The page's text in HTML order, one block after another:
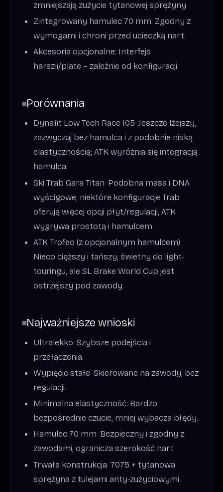
zmniejszają zużycie tytanowej sprężyny.
Zintegrowany hamulec 70 mm: Zgodny z
wymogami i chroni przed ucieczką nart.
Akcesoria opcjonalne: Interfejs
harszli/plate – zależnie od konfiguracji.
Porównania
Dynafit Low Tech Race 105: Jeszcze lżejszy,
zazwyczaj bez hamulca i z podobnie niską
elastycznością; ATK wyróżnia się integracją
hamulca.
Ski Trab Gara Titan: Podobna masa i DNA
wyścigowe; niektóre konfiguracje Trab
oferują więcej opcji płyt/regulacji, ATK
wygrywa prostotą i hamulcem.
ATK Trofeo (z opcjonalnym hamulcem):
Nieco cięższy i tańszy; świetny do light-
touringu, ale SL Brake World Cup jest
ostrzejszy pod zawody.
Najważniejsze wnioski
Ultralekko: Szybsze podejścia i
przełączenia.
Wypięcie stałe: Skierowane na zawody, bez
regulacji.
Minimalna elastyczność: Bardzo
bezpośrednie czucie, mniej wybacza błędy.
Hamulec 70 mm: Bezpieczny i zgodny z
zawodami, ogranicza szerokość nart.
Trwała konstrukcja: 7075 + tytanowa
sprężyna z tulejami anty-zużyciowymi.